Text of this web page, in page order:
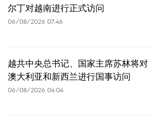
尔丁对越南进行正式访问
06/08/2026 07:46
越共中央总书记、国家主席苏林将对
澳大利亚和新西兰进行国事访问
06/08/2026 04:04